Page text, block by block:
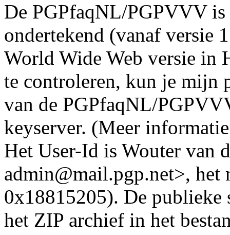
De PGPfaqNL/PGPVVV is
ondertekend (vanaf versie
World Wide Web versie in
te controleren, kun je mijn
van de PGPfaqNL/
keyserver. (Meer
Het User-Id is Wouter van
admin@mail.pgp.net>,
0x18815205). De publieke
het ZIP archief in het